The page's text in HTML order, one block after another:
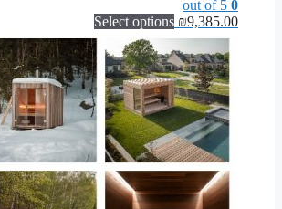
0
₪9,385.00
Select options